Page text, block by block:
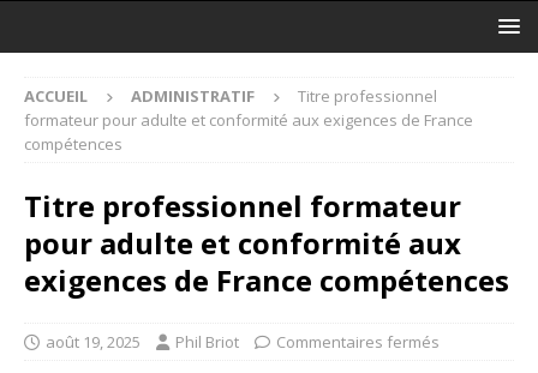
ACCUEIL ADMINISTRATIF
Titre professionnel
formateur pour adulte et conformité aux exigences de France
compétences
Titre professionnel formateur
pour adulte et conformité aux
exigences de France compétences
août 19, 2025 Phil Briot Commentaires fermés